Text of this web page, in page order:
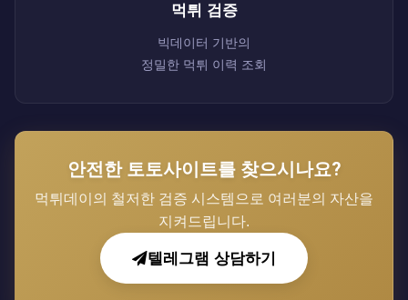
먹튀 검증
빅데이터 기반의
정밀한 먹튀 이력 조회
안전한 토토사이트를 찾으시나요?
먹튀데이의 철저한 검증 시스템으로 여러분의 자산을
지켜드립니다.
텔레그램 상담하기